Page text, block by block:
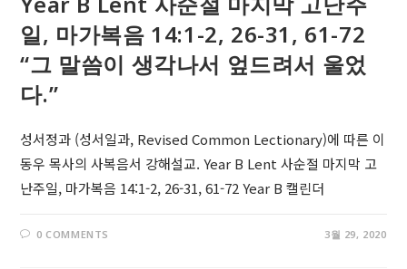
일, 마가복음 14:1-2, 26-31, 61-72
“그 말씀이 생각나서 엎드려서 울었
다.”
성서정과 (성서일과, Revised Common Lectionary)에 따른 이
동우 목사의 사복음서 강해설교. Year B Lent 사순절 마지막 고
난주일, 마가복음 14:1-2, 26-31, 61-72 Year B 캘린더
0 COMMENTS 3월 29, 2020